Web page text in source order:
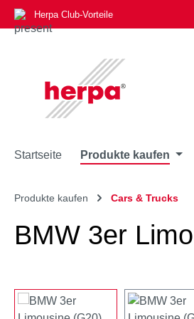
Hauptinhalt springen
Zur Suche springen
Zur Hauptnavigation springen
Herpa Club-Vorteile
Startseite Produkte kaufen
Produkte kaufen Cars & Trucks
BMW 3er
Bildergalerie überspringen